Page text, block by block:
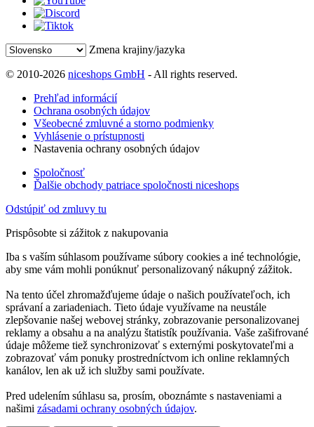
Zmena krajiny/jazyka
© 2010-2026 niceshops GmbH - All rights reserved.
Prehľad informácií
Ochrana osobných údajov
Všeobecné zmluvné a storno podmienky
Vyhlásenie o prístupnosti
Nastavenia ochrany osobných údajov
Spoločnosť
Ďalšie obchody patriace spoločnosti niceshops
Odstúpiť od zmluvy tu
Prispôsobte si zážitok z nakupovania
Iba s vaším súhlasom používame súbory cookies a iné technológie,
aby sme vám mohli ponúknuť personalizovaný nákupný zážitok.
Na tento účel zhromažďujeme údaje o našich používateľoch, ich
správaní a zariadeniach. Tieto údaje využívame na neustále
zlepšovanie našej webovej stránky, zobrazovanie personalizovanej
reklamy a obsahu a na analýzu štatistík používania. Vaše zašifrované
údaje môžeme tiež synchronizovať s externými poskytovateľmi a
zobrazovať vám ponuky prostredníctvom ich online reklamných
kanálov, len ak už ich služby sami používate.
Pred udelením súhlasu sa, prosím, oboznámte s nastaveniami a
našimi zásadami ochrany osobných údajov.